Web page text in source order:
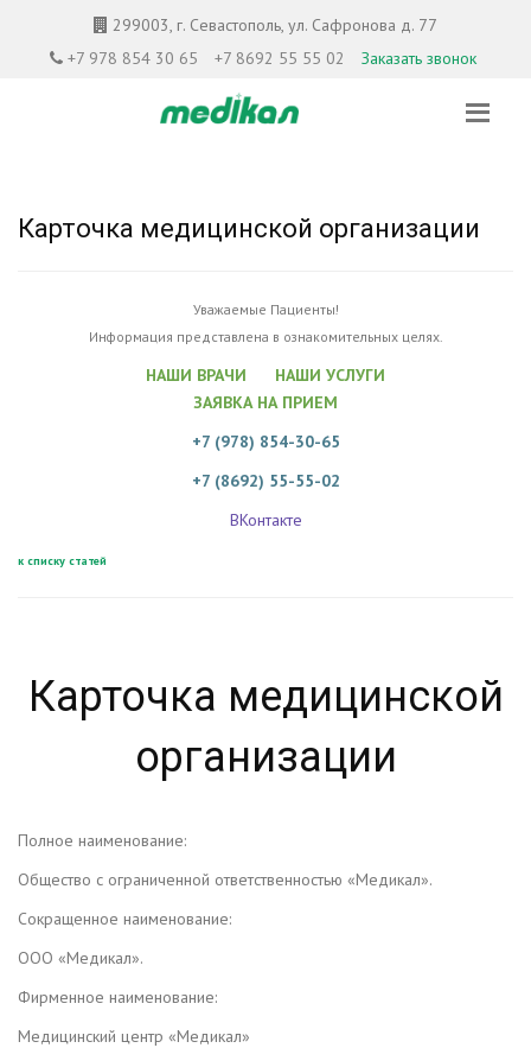
299003, г. Севастополь, ул. Сафронова д. 77
+7 978 854 30 65
+7 8692 55 55 02 Заказать звонок
Карточка медицинской организации
Уважаемые Пациенты!
Информация представлена в ознакомительных целях.
НАШИ ВРАЧИ
НАШИ УСЛУГИ
ЗАЯВКА НА ПРИЕМ
+7 (978) 854-30-65
+7 (8692) 55-55-02
ВКонтакте
к списку статей
Карточка медицинской
организации
Полное наименование:
Общество с ограниченной ответственностью «Медикал».
Сокращенное наименование:
ООО «Медикал».
Фирменное наименование:
Медицинский центр «Медикал»